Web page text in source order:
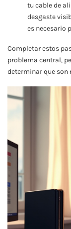
tu cable de
desgaste
es necesario
Completar estos
problema central,
determinar que son